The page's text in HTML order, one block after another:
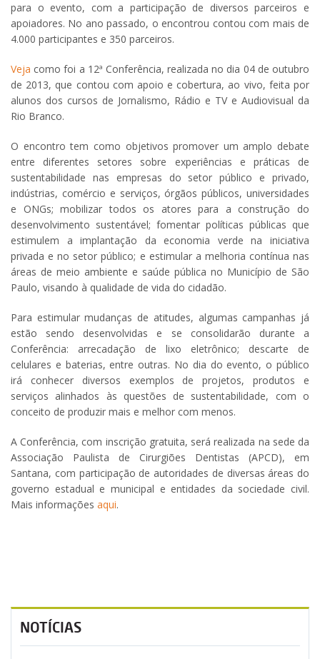
para o evento, com a participação de diversos parceiros e
apoiadores. No ano passado, o encontrou contou com mais de
4.000 participantes e 350 parceiros.
Veja como foi a 12ª Conferência, realizada no dia 04 de outubro
de 2013, que contou com apoio e cobertura, ao vivo, feita por
alunos dos cursos de Jornalismo, Rádio e TV e Audiovisual da
Rio Branco.
O encontro tem como objetivos promover um amplo debate
entre diferentes setores sobre experiências e práticas de
sustentabilidade nas empresas do setor público e privado,
indústrias, comércio e serviços, órgãos públicos, universidades
e ONGs; mobilizar todos os atores para a construção do
desenvolvimento sustentável; fomentar políticas públicas que
estimulem a implantação da economia verde na iniciativa
privada e no setor público; e estimular a melhoria contínua nas
áreas de meio ambiente e saúde pública no Município de São
Paulo, visando à qualidade de vida do cidadão.
Para estimular mudanças de atitudes, algumas campanhas já
estão sendo desenvolvidas e se consolidarão durante a
Conferência: arrecadação de lixo eletrônico; descarte de
celulares e baterias, entre outras. No dia do evento, o público
irá conhecer diversos exemplos de projetos, produtos e
serviços alinhados às questões de sustentabilidade, com o
conceito de produzir mais e melhor com menos.
A Conferência, com inscrição gratuita, será realizada na sede da
Associação Paulista de Cirurgiões Dentistas (APCD), em
Santana, com participação de autoridades de diversas áreas do
governo estadual e municipal e entidades da sociedade civil.
Mais informações aqui.
NOTÍCIAS